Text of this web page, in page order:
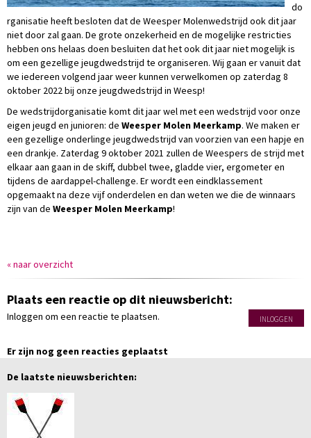
do
rganisatie heeft besloten dat de Weesper Molenwedstrijd ook dit jaar
niet door zal gaan. De grote onzekerheid en de mogelijke restricties
hebben ons helaas doen besluiten dat het ook dit jaar niet mogelijk is
om een gezellige jeugdwedstrijd te organiseren. Wij gaan er vanuit dat
we iedereen volgend jaar weer kunnen verwelkomen op zaterdag 8
oktober 2022 bij onze jeugdwedstrijd in Weesp!
De wedstrijdorganisatie komt dit jaar wel met een wedstrijd voor onze
eigen jeugd en junioren: de Weesper Molen Meerkamp. We maken er
een gezellige onderlinge jeugdwedstrijd van voorzien van een hapje en
een drankje. Zaterdag 9 oktober 2021 zullen de Weespers de strijd met
elkaar aan gaan in de skiff, dubbel twee, gladde vier, ergometer en
tijdens de aardappel-challenge. Er wordt een eindklassement
opgemaakt na deze vijf onderdelen en dan weten we die de winnaars
zijn van de Weesper Molen Meerkamp!
« naar overzicht
Plaats een reactie op dit nieuwsbericht:
Inloggen om een reactie te plaatsen. INLOGGEN
Er zijn nog geen reacties geplaatst
De laatste nieuwsberichten: